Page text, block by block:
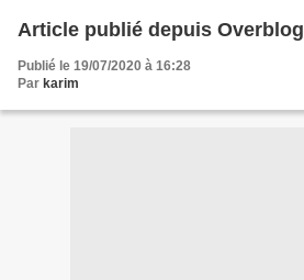
Article publié depuis Overblog
Publié le 19/07/2020 à 16:28
Par karim